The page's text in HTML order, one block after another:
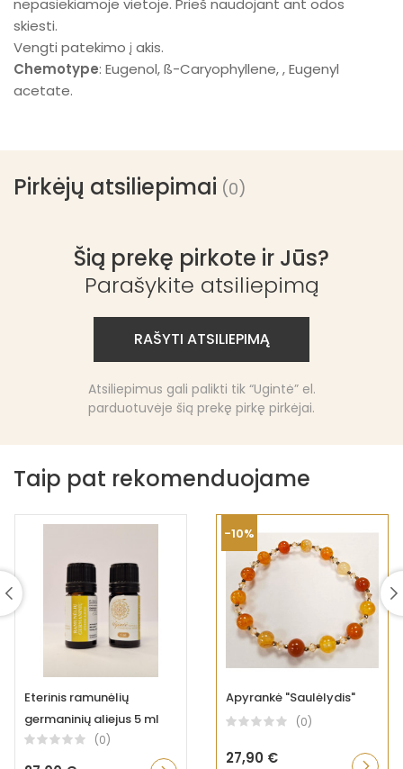
nepasiekiamoje vietoje. Prieš naudojant ant odos
skiesti.
Vengti patekimo į akis.
Chemotype: Eugenol, ß-Caryophyllene, , Eugenyl
acetate.
Pirkėjų atsiliepimai (0)
Šią prekę pirkote ir Jūs?
Parašykite atsiliepimą
RAŠYTI ATSILIEPIMĄ
Atsiliepimus gali palikti tik “Ugintė” el.
parduotuvėje šią prekę pirkę pirkėjai.
Taip pat rekomenduojame
Eterinis ramunėlių
germaninių aliejus 5 ml
(0)
-10%
Apyrankė "Saulėlydis"
(0)
27,90 €